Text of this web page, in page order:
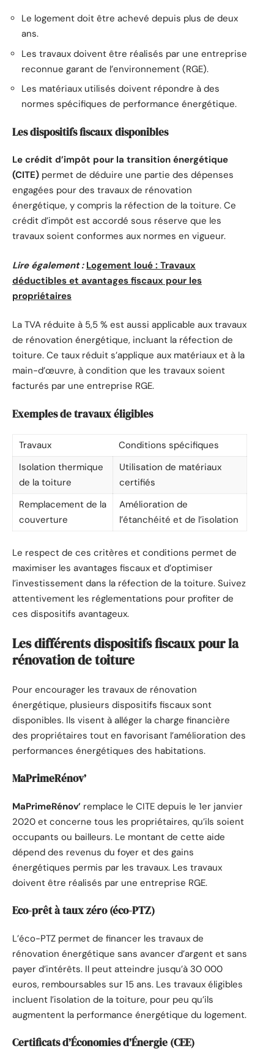
Le logement doit être achevé depuis plus de deux
ans.
Les travaux doivent être réalisés par une entreprise
reconnue garant de l’environnement (RGE).
Les matériaux utilisés doivent répondre à des
normes spécifiques de performance énergétique.
Les dispositifs fiscaux disponibles
Le crédit d’impôt pour la transition énergétique
(CITE) permet de déduire une partie des dépenses
engagées pour des travaux de rénovation
énergétique, y compris la réfection de la toiture. Ce
crédit d’impôt est accordé sous réserve que les
travaux soient conformes aux normes en vigueur.
Lire également : Logement loué : Travaux
déductibles et avantages fiscaux pour les
propriétaires
La TVA réduite à 5,5 % est aussi applicable aux travaux
de rénovation énergétique, incluant la réfection de
toiture. Ce taux réduit s’applique aux matériaux et à la
main-d’œuvre, à condition que les travaux soient
facturés par une entreprise RGE.
Exemples de travaux éligibles
Travaux
Conditions spécifiques
Isolation thermique
de la toiture
Utilisation de matériaux
certifiés
Remplacement de la
couverture
Amélioration de
l’étanchéité et de l’isolation
Le respect de ces critères et conditions permet de
maximiser les avantages fiscaux et d’optimiser
l’investissement dans la réfection de la toiture. Suivez
attentivement les réglementations pour profiter de
ces dispositifs avantageux.
Les différents dispositifs fiscaux pour la
rénovation de toiture
Pour encourager les travaux de rénovation
énergétique, plusieurs dispositifs fiscaux sont
disponibles. Ils visent à alléger la charge financière
des propriétaires tout en favorisant l’amélioration des
performances énergétiques des habitations.
MaPrimeRénov’
MaPrimeRénov’ remplace le CITE depuis le 1er janvier
2020 et concerne tous les propriétaires, qu’ils soient
occupants ou bailleurs. Le montant de cette aide
dépend des revenus du foyer et des gains
énergétiques permis par les travaux. Les travaux
doivent être réalisés par une entreprise RGE.
Eco-prêt à taux zéro (éco-PTZ)
L’éco-PTZ permet de financer les travaux de
rénovation énergétique sans avancer d’argent et sans
payer d’intérêts. Il peut atteindre jusqu’à 30 000
euros, remboursables sur 15 ans. Les travaux éligibles
incluent l’isolation de la toiture, pour peu qu’ils
augmentent la performance énergétique du logement.
Certificats d’Économies d’Énergie (CEE)